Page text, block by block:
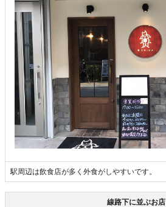
駅周辺は飲食店が多く外食がしやすいです。
線路下に並ぶお店